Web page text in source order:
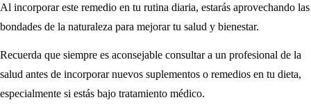
Al incorporar este remedio en tu rutina diaria, estarás aprovechando las
bondades de la naturaleza para mejorar tu salud y bienestar.
Recuerda que siempre es aconsejable consultar a un profesional de la
salud antes de incorporar nuevos suplementos o remedios en tu dieta,
especialmente si estás bajo tratamiento médico.